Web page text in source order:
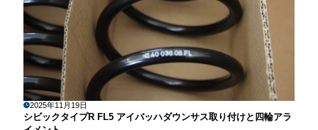
2025年11月19日
シビックタイプR FL5 アイバッハダウンサス取り付けと四輪アラ